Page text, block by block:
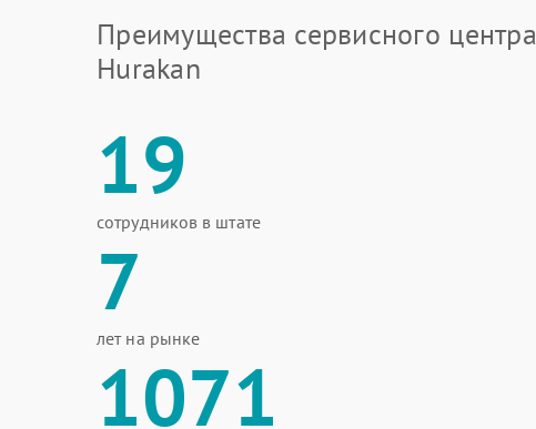
Преимущества сервисного центра
Hurakan
19
сотрудников в штате
7
лет на рынке
1071